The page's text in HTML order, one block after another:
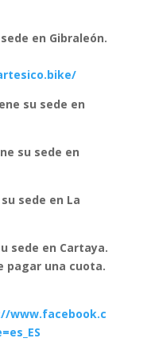
en Gibraleón.
su sede en
su sede en
sede en La
sede en Cartaya.
pagar una cuota.
www.facebook.c